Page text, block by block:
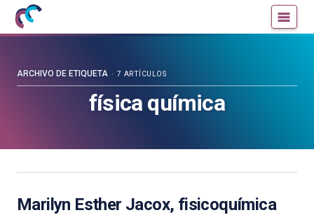
Mujeres
con
blog
física química
ARCHIVO DE ETIQUETA 7 ARTÍCULOS
Marilyn Esther Jacox, fisicoquímica